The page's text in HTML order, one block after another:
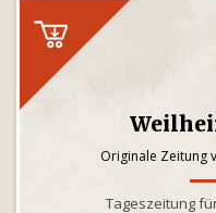
Originale Zeitung
Tageszeitung